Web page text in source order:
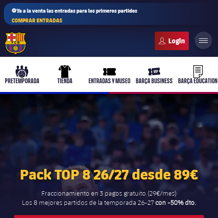
⚽Ya a la venta las entradas para los primeros partidos
COMPRAR ENTRADAS
b-play culers-ball
PRETEMPORADA
uniform
TIENDA
ticket-full
ENTRADAS Y MUSEO
ticket-
BARÇA BUSINESS BARÇA EDUCATION
PLUSICON
Primer equipo
Femenino
plusicon
más
Actualidad
Barça Atlètic
plusicon
más
Pack TOP 8 26/27 desde 89€
Fraccionamiento en 3 pagos gratuito (29€/mes)
Los 8 mejores partidos de la temporada 26-27 con -50% dto.